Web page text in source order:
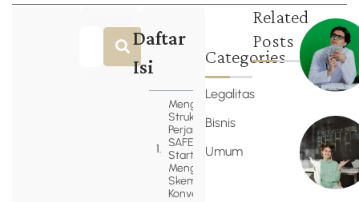
Daftar
Isi
Mengapa
Struktur
Perjanjian
SAFE Investasi
Startup Mulai
Menggantikan
Skema Utang
Konversi?
Categories
Legalitas
Bisnis
Umum
Related
Posts